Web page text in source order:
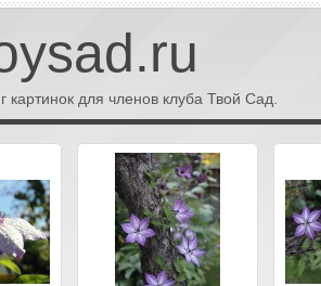
картинок для членов клуба Твой Сад.